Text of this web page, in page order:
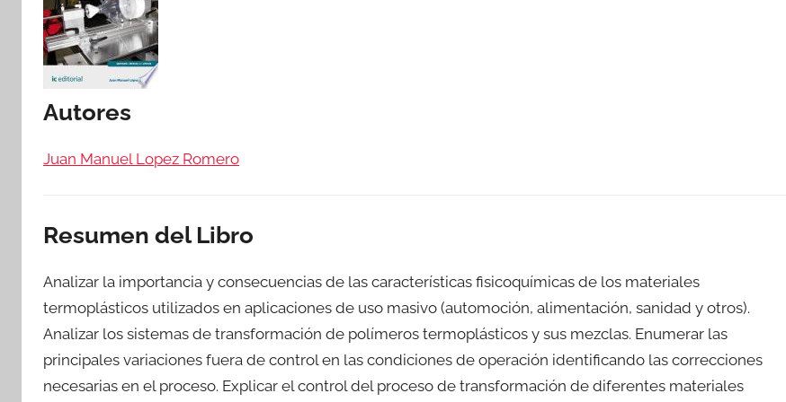
Autores
Juan Manuel Lopez Romero
Resumen del Libro
Analizar la importancia y consecuencias de las características fisicoquímicas de los materiales
termoplásticos utilizados en aplicaciones de uso masivo (automoción, alimentación, sanidad y otros).
Analizar los sistemas de transformación de polímeros termoplásticos y sus mezclas. Enumerar las
principales variaciones fuera de control en las condiciones de operación identificando las correcciones
necesarias en el proceso. Explicar el control del proceso de transformación de diferentes materiales